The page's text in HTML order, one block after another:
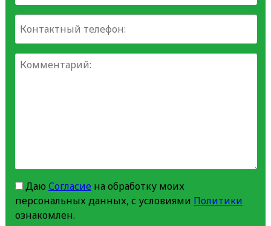
Даю Согласиена обработку моих
персональных данных, с условиями Политики
ознакомлен.